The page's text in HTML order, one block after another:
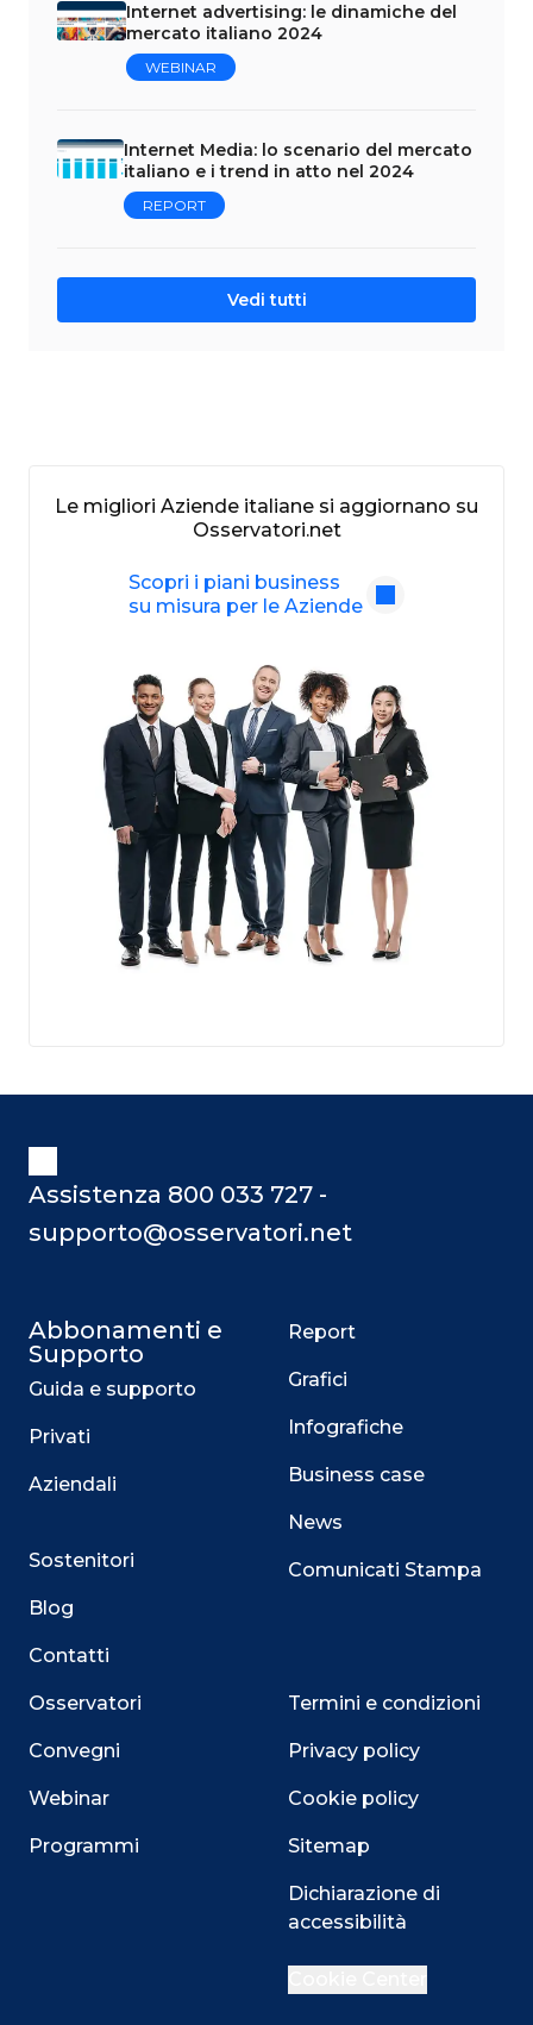
Internet advertising: le dinamiche del
mercato italiano 2024
WEBINAR
Internet Media: lo scenario del mercato
italiano e i trend in atto nel 2024
REPORT
Vedi tutti
Le migliori Aziende italiane si aggiornano su
Osservatori.net
Scopri i piani business
su misura per le Aziende
Assistenza 800 033 727 -
supporto@osservatori.net
Abbonamenti e
Supporto
Guida e supporto
Privati
Aziendali
Sostenitori
Blog
Contatti
Osservatori
Convegni
Webinar
Programmi
Report
Grafici
Infografiche
Business case
News
Comunicati Stampa
Termini e condizioni
Privacy policy
Cookie policy
Sitemap
Dichiarazione di
accessibilità